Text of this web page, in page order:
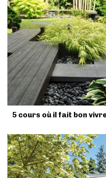
5 cours où il fait bon